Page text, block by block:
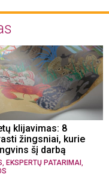
klijavimas: 8
žingsniai, kurie
šį darbą
, EKSPERTŲ PATARIMAI ,